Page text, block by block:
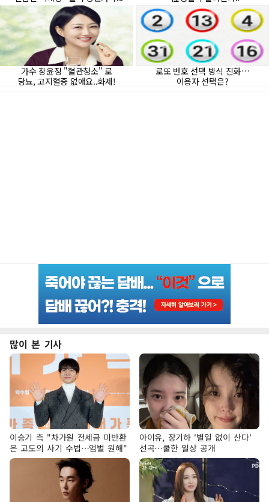
많이 본 기사
이승기 측 "차가원 전세금 미반환
은 고도의 사기 수법…엄벌 원해"
아이유, 장기하 '별일 없이 산다'
선곡…쿨한 일상 공개